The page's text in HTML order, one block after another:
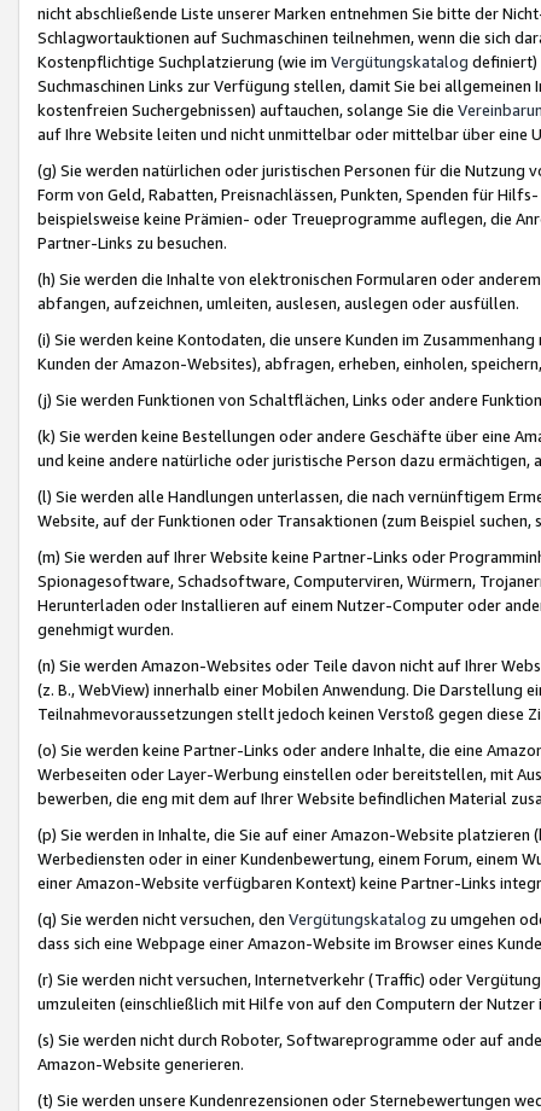
nicht abschließende Liste unserer Marken entnehmen Sie bitte der
Schlagwortauktionen auf Suchmaschinen teilnehmen, wenn die sich
Kostenpflichtige Suchplatzierung (wie im Vergütungskatalog definiert)
Suchmaschinen Links zur Verfügung stellen, damit Sie bei
kostenfreien Suchergebnissen) auftauchen, solange Sie die
auf Ihre Website leiten und nicht unmittelbar oder mittelbar über eine
(g) Sie werden natürlichen oder juristischen Personen für die Nutzung
Form von Geld, Rabatten, Preisnachlässen, Punkten, Spenden für
beispielsweise keine Prämien- oder Treueprogramme auflegen, die
Partner-Links zu besuchen.
(h) Sie werden die Inhalte von elektronischen Formularen oder
abfangen, aufzeichnen, umleiten, auslesen, auslegen oder ausfüllen.
(i) Sie werden keine Kontodaten, die unsere Kunden im
Kunden der Amazon-Websites), abfragen, erheben, einholen,
(j) Sie werden Funktionen von Schaltflächen, Links oder andere
(k) Sie werden keine Bestellungen oder andere Geschäfte über eine
und keine andere natürliche oder juristische Person dazu
(l) Sie werden alle Handlungen unterlassen, die nach vernünftigem
Website, auf der Funktionen oder Transaktionen (zum Beispiel
(m) Sie werden auf Ihrer Website keine Partner-Links oder
Spionagesoftware, Schadsoftware, Computerviren, Würmern,
Herunterladen oder Installieren auf einem Nutzer-Computer oder
genehmigt wurden.
(n) Sie werden Amazon-Websites oder Teile davon nicht auf Ihrer
(z. B., WebView) innerhalb einer Mobilen Anwendung. Die Darstellung
Teilnahmevoraussetzungen stellt jedoch keinen Verstoß gegen diese
(o) Sie werden keine Partner-Links oder andere Inhalte, die eine
Werbeseiten oder Layer-Werbung einstellen oder bereitstellen, mit
bewerben, die eng mit dem auf Ihrer Website befindlichen Material
(p) Sie werden in Inhalte, die Sie auf einer Amazon-Website
Werbediensten oder in einer Kundenbewertung, einem Forum, einem
einer Amazon-Website verfügbaren Kontext) keine Partner-Links
(q) Sie werden nicht versuchen, den Vergütungskatalog zu umgehen
dass sich eine Webpage einer Amazon-Website im Browser eines
(r) Sie werden nicht versuchen, Internetverkehr (Traffic) oder
umzuleiten (einschließlich mit Hilfe von auf den Computern der
(s) Sie werden nicht durch Roboter, Softwareprogramme oder auf
Amazon-Website generieren.
(t) Sie werden unsere Kundenrezensionen oder Sternebewertungen